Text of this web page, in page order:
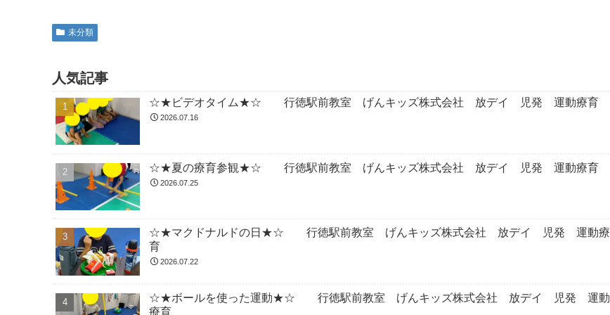
未分類
人気記事
☆★ビデオタイム★☆ 行徳駅前教室 げんキッズ株式会社 放デイ 児発 運動療育
2026.07.16
☆★夏の療育参観★☆ 行徳駅前教室 げんキッズ株式会社 放デイ 児発 運動療育
2026.07.25
☆★マクドナルドの日★☆ 行徳駅前教室 げんキッズ株式会社 放デイ 児発 運動療
育
2026.07.22
☆★ボールを使った運動★☆ 行徳駅前教室 げんキッズ株式会社 放デイ 児発 運動
療育